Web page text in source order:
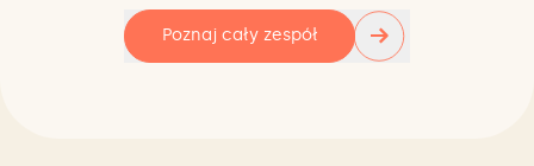
Poznaj cały zespół →